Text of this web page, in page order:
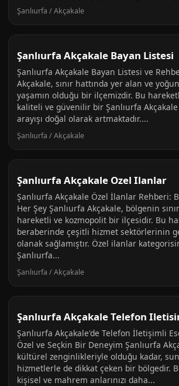
Şanlıurfa / Akçakale
Şanlıurfa Akçakale Bayan Listesi
Şanlıurfa Akçakale Bayan Listesi ve
Akçakale, sınır hattında yer alan ve
yaşamın olduğu bir ilçemizdir. Bu
kaliteli ve güvenilir bir Şanlıurfa
arayışı doğal olarak artmaktadır....
Şanlıurfa / Akçakale
Şanlıurfa Akçakale Ozel Ilanlar
Şanlıurfa Akçakale Özel İlanlar Rehberi:
Her Şey Şanlıurfa Akçakale, bölgenin
hareketli ve kozmopolit bir ilçesidir. Bu
beraberinde çeşitli hizmet sektörlerinin
olanak sağlamıştır. Özel ilanlar
Şanlıurfa...
Şanlıurfa / Akçakale
Şanlıurfa Akçakale Telefon
Şanlıurfa Akçakale'de Telefon İletişimli
Özel ve Seçkin Bir Deneyim Şanlıurfa
kültürel zenginlikleriyle olduğu kadar,
hizmetlerle de dikkat çeken bir bölgedir.
kişisel ve mahrem anlarınızı daha...